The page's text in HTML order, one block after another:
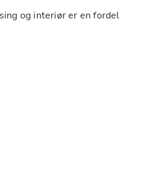
og interiør er en fordel